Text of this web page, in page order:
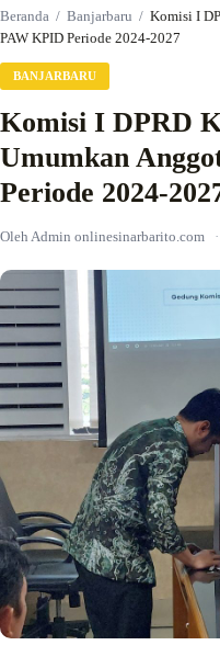
Beranda / Banjarbaru / Komisi I
PAW KPID Periode 2024-2027
BANJARBARU
Komisi I DPRD
Umumkan
Periode 2024-
Oleh Admin onlinesinarbarito.com ·